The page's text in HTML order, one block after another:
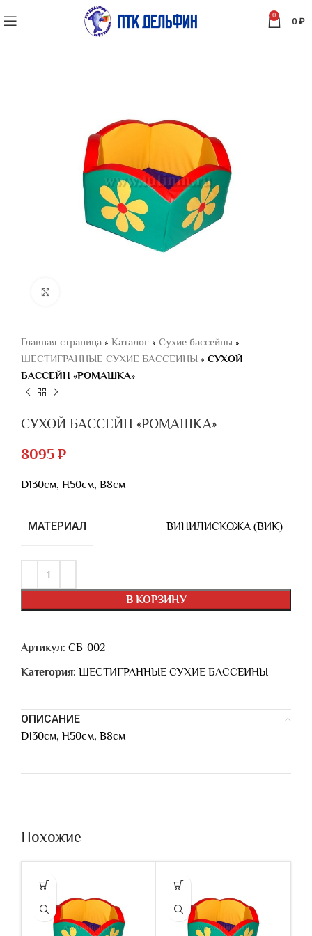
0
0 ₽
Главная страница » Каталог » Сухие бассейны »
ШЕСТИГРАННЫЕ СУХИЕ БАССЕИНЫ » СУХОЙ
БАССЕЙН «РОМАШКА»
СУХОЙ БАССЕЙН «РОМАШКА»
8095 ₽
D130см, Н50см, В8см
МАТЕРИАЛ ВИНИЛИСКОЖА (ВИК)
В КОРЗИНУ
Артикул: СБ-002
Категория: ШЕСТИГРАННЫЕ СУХИЕ БАССЕИНЫ
ОПИСАНИЕ
D130см, Н50см, В8см
Похожие